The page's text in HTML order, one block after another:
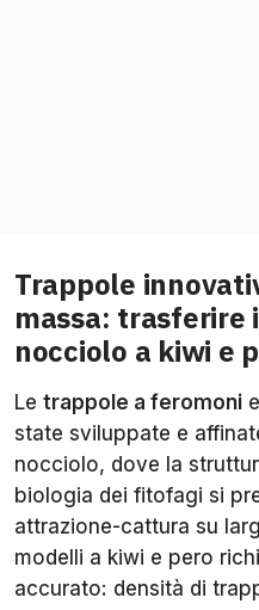
Trappole
massa: trasferire
nocciolo a kiwi e
Le trappole a feromoni
state sviluppate e
nocciolo, dove la
biologia dei fitofagi si
attrazione-cattura su
modelli a kiwi e pero
accurato: densità di